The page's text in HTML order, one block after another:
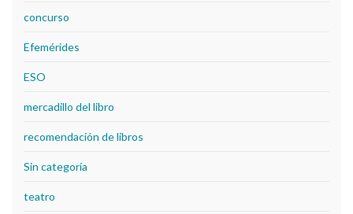
concurso
Efemérides
ESO
mercadillo del libro
recomendación de libros
Sin categoría
teatro